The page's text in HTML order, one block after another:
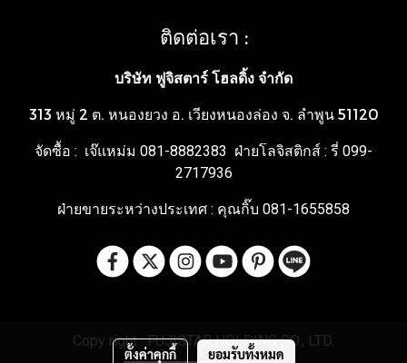
ติดต่อเรา :
บริษัท ฟูจิสตาร์ โฮลดิ้ง จำกัด
313 หมู่ 2 ต. หนองยวง อ. เวียงหนองล่อง จ. ลำพูน 51120
จัดซื้อ : เจ๊แหม่ม 081-8882383 ฝ่ายโลจิสติกส์ : รี่ 099-
2717936
ฝ่ายขายระหว่างประเทศ : คุณกิ๊บ 081-1655858
Copy right : FUJISTAR HOLDING CO., LTD.
ตั้งค่าคุกกี้ ยอมรับทั้งหมด